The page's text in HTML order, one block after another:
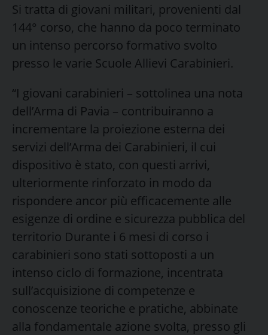
Si tratta di giovani militari, provenienti dal
144° corso, che hanno da poco terminato
un intenso percorso formativo svolto
presso le varie Scuole Allievi Carabinieri.
“I giovani carabinieri – sottolinea una nota
dell’Arma di Pavia – contribuiranno a
incrementare la proiezione esterna dei
servizi dell’Arma dei Carabinieri, il cui
dispositivo è stato, con questi arrivi,
ulteriormente rinforzato in modo da
rispondere ancor più efficacemente alle
esigenze di ordine e sicurezza pubblica del
territorio Durante i 6 mesi di corso i
carabinieri sono stati sottoposti a un
intenso ciclo di formazione, incentrata
sull’acquisizione di competenze e
conoscenze teoriche e pratiche, abbinate
alla fondamentale azione svolta, presso gli